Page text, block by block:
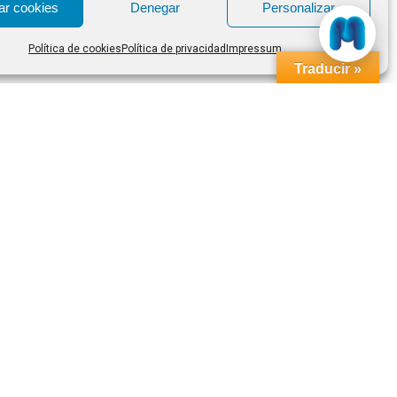
cookies Denegar Personalizar
Política de cookies Política de privacidad Impressum
Traducir »